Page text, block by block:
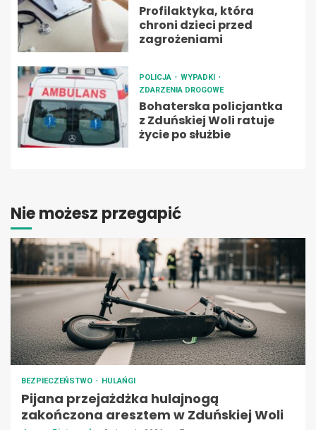
Profilaktyka, która
chroni dzieci przed
zagrożeniami
POLICJA
WYPADKI
ZDARZENIA DROGOWE
Bohaterska policjantka
z Zduńskiej Woli ratuje
życie po służbie
Nie możesz przegapić
BEZPIECZEŃSTWO HULAŃGI
Pijana przejażdżka hulajnogą
zakończona aresztem w Zduńskiej Woli